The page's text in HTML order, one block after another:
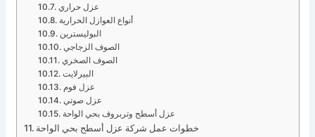
عزل حراري
أنواع العوازل الحرارية
البوليسترين
الصوف الزجاجي
الصوف الصخري
البيرلايت
عزل فوم
عزل صوتي
عزل أسطح وتربروف بحي الواحة
خطوات عمل شركة عزل أسطح بحي الواحة